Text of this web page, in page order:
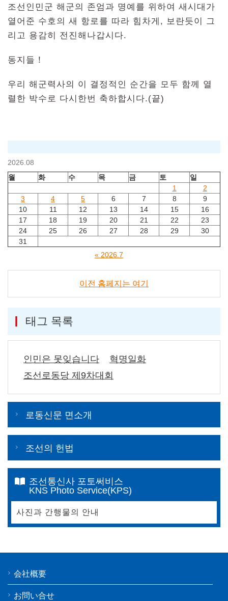
조선인민군 해군의 존엄과 명예를 위하여 새시대가
열어준 수호의 새 항로를 따라 힘차게, 보란듯이 그
리고 용감히 전진해나갑시다.
동지들！
우리 해군력사의 이 결정적인 순간을 모두 함께 열
렬한 박수로 다시한번 축하합시다.(끝)
2026.08
월
화 수 목 금 토
일
1
2
3
4 5 6 7 8
9
10
11 12 13 14 15
16
17
18 19 20 21 22
23
24
25 26 27 28 29
30
31
« 2026.7
이전 홈페지는 여기
태그 목록
인민은 못잊습니다
혁명일화
조선로동당 제9차대회
로동신문 면소개
조선의 헌법
조선통신사 포토써비스
KNS Photo Service(KPS)
사진과 간행물의 안내
会社概要
お問い合せ